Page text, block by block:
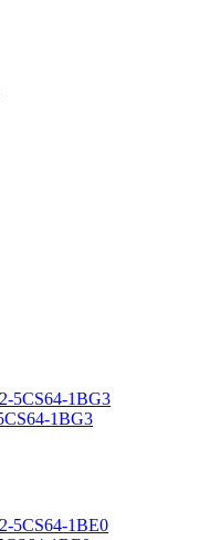
1BG3